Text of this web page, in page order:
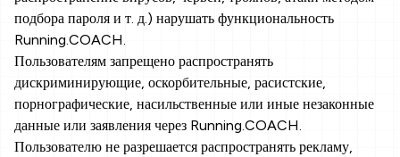
подбора пароля и т. д.) нарушать функциональность
Running.COACH.
Пользователям запрещено распространять
дискриминирующие, оскорбительные, расистские,
порнографические, насильственные или иные незаконные
данные или заявления через Running.COACH.
Пользователю не разрешается распространять рекламу,